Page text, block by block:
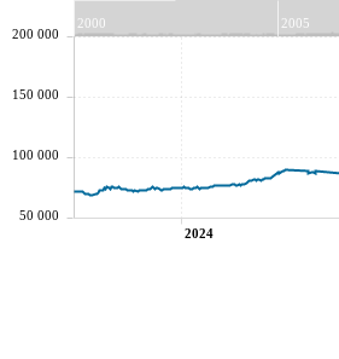
2000 2005
50 000
100 000
150 000
200 000
2024